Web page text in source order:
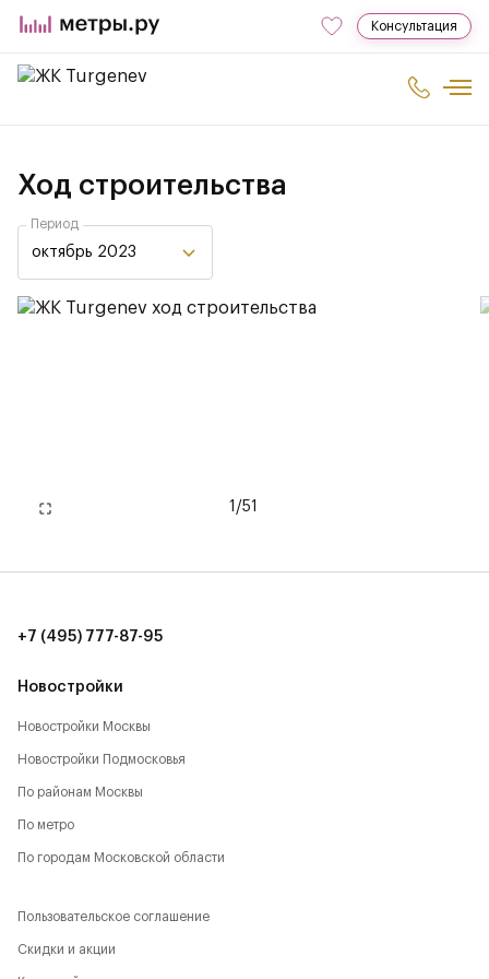
Консультация
Ход строительства
Период
октябрь 2023
1 /51
Новостройки
Новостройки Москвы
Новостройки Подмосковья
По районам Москвы
По метро
По городам Московской области
+7 (495) 777-87-95
Пользовательское соглашение
Скидки и акции